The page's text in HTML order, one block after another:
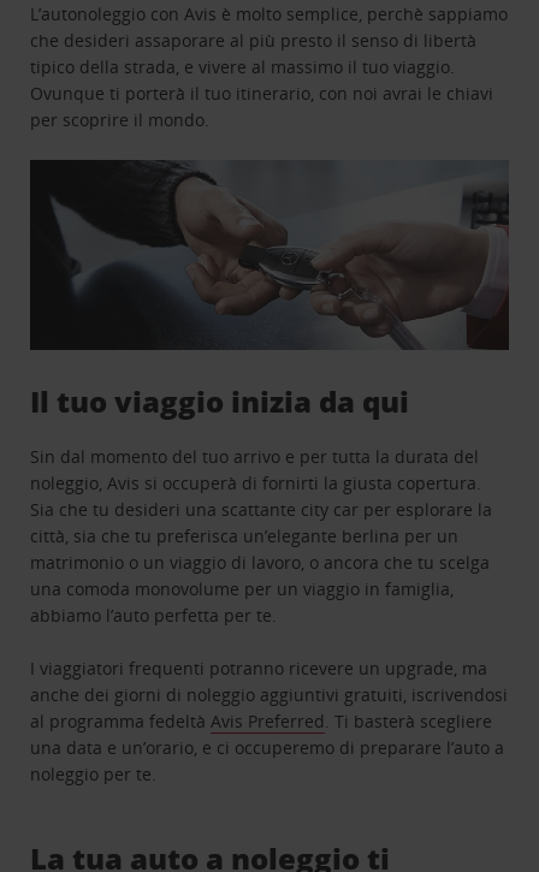
L’autonoleggio con Avis è molto semplice, perchè sappiamo
che desideri assaporare al più presto il senso di libertà
tipico della strada, e vivere al massimo il tuo viaggio.
Ovunque ti porterà il tuo itinerario, con noi avrai le chiavi
per scoprire il mondo.
Il tuo viaggio inizia da qui
Sin dal momento del tuo arrivo e per tutta la durata del
noleggio, Avis si occuperà di fornirti la giusta copertura.
Sia che tu desideri una scattante city car per esplorare la
città, sia che tu preferisca un’elegante berlina per un
matrimonio o un viaggio di lavoro, o ancora che tu scelga
una comoda monovolume per un viaggio in famiglia,
abbiamo l’auto perfetta per te.
I viaggiatori frequenti potranno ricevere un upgrade, ma
anche dei giorni di noleggio aggiuntivi gratuiti, iscrivendosi
al programma fedeltàAvis Preferred. Ti basterà scegliere
una data e un’orario, e ci occuperemo di preparare l’auto a
noleggio per te.
La tua auto a noleggio ti